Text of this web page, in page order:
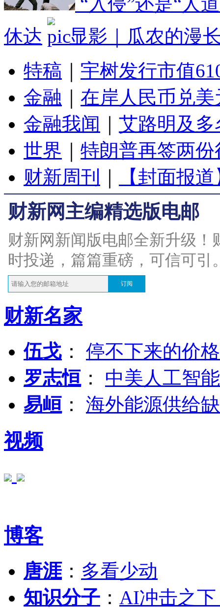
休达
显影｜瓜农的漫
特稿
宇树发行市值
金融
在岸人民币兑
金融我闻
艾路明及
世界
特朗普再签两
财新周刊
【封面报
财新网主编精选版电邮
财新网新闻版电邮全新升级
时投递，篇篇重磅，可信可引
订阅
财新名家
伍戈 ： 停不下来的价
罗志恒 ： 中美人工智
易峘 ： 海外能源供给
视频
博客
唐涯： 多看少动
知识分子 ： AI冲击之